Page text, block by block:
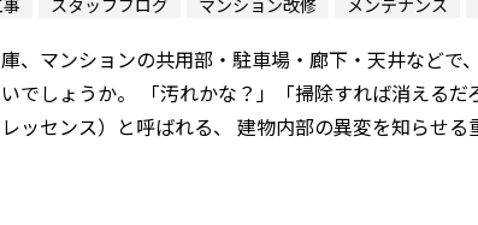
スタッフブログ マンション改修 メンテナンス
、マンションの共用部・駐車場・廊下・天井など
でしょうか。 「汚れかな？」「掃除すれば消える
レッセンス）と呼ばれる、 建物内部の異変を知らせる